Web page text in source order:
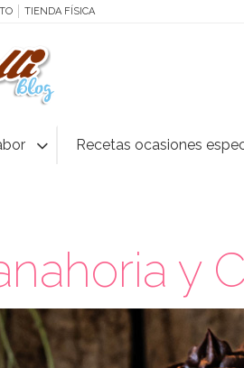
TIENDA FÍSICA
Recetas ocasiones
y